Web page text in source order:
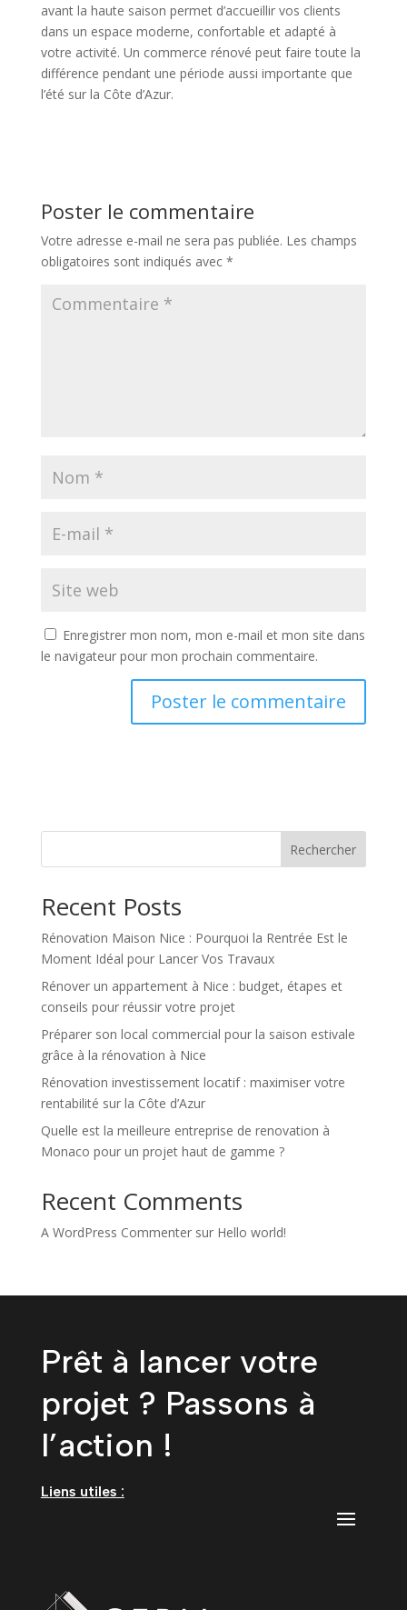
avant la haute saison permet d’accueillir vos clients
dans un espace moderne, confortable et adapté à
votre activité. Un commerce rénové peut faire toute la
différence pendant une période aussi importante que
l’été sur la Côte d’Azur.
Poster le commentaire
Votre adresse e-mail ne sera pas publiée. Les champs
obligatoires sont indiqués avec *
Enregistrer mon nom, mon e-mail et mon site dans
le navigateur pour mon prochain commentaire.
Rechercher
Recent Posts
Rénovation Maison Nice : Pourquoi la Rentrée Est le
Moment Idéal pour Lancer Vos Travaux
Rénover un appartement à Nice : budget, étapes et
conseils pour réussir votre projet
Préparer son local commercial pour la saison estivale
grâce à la rénovation à Nice
Rénovation investissement locatif : maximiser votre
rentabilité sur la Côte d’Azur
Quelle est la meilleure entreprise de renovation à
Monaco pour un projet haut de gamme ?
Recent Comments
A WordPress Commentersur Hello world!
Prêt à lancer votre
projet ? Passons à
l’action !
Liens utiles :